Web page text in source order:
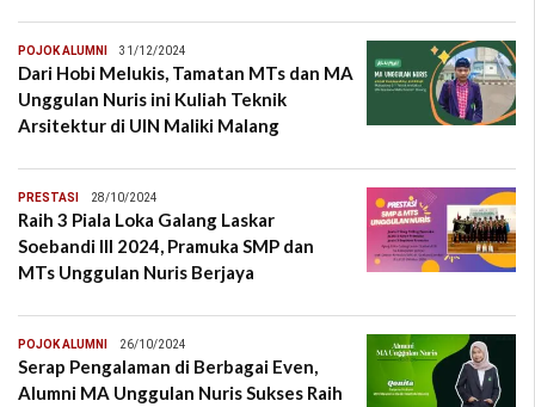
POJOK ALUMNI 31/12/2024
Dari Hobi Melukis, Tamatan MTs dan MA
Unggulan Nuris ini Kuliah Teknik
Arsitektur di UIN Maliki Malang
PRESTASI 28/10/2024
Raih 3 Piala Loka Galang Laskar
Soebandi III 2024, Pramuka SMP dan
MTs Unggulan Nuris Berjaya
POJOK ALUMNI 26/10/2024
Serap Pengalaman di Berbagai Even,
Alumni MA Unggulan Nuris Sukses Raih